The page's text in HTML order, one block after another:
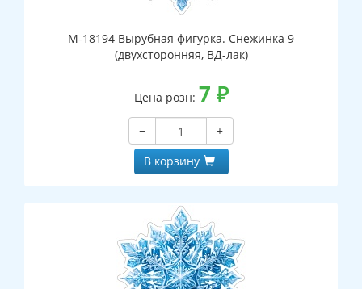
М-18194 Вырубная фигурка. Снежинка 9
(двухсторонняя, ВД-лак)
Цена розн: 7 ₽
−
+
В корзину